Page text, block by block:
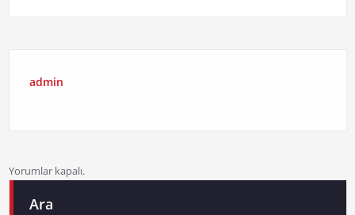
admin
Yorumlar kapalı.
Ara